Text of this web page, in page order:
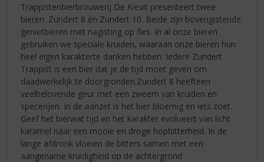
Trappistenbierbrouwerij De Kievit presenteert twee
bieren: Zundert 8 en Zundert 10. Beide zijn bovengistende
genietbieren met nagisting op fles. In al onze bieren
gebruiken we speciale kruiden, waaraan onze bieren hun
heel eigen karakterte danken hebben. Iedere Zundert
Trappist is een bier dat je de tijd moet geven om
daadwerkelijk te doorgronden.Zundert 8 heefteen
veelbelovende geur met een zweem van kruiden en
specerijen. In de aanzet is het bier bloemig en iets zoet.
Geef het bierwat tijd en het karakter evolueert van licht
karamel naar een mooie en droge hopbitterheid. In de
lange afdronk vloeien de bitters samen met een
aangename kruidigheid op de achtergrond